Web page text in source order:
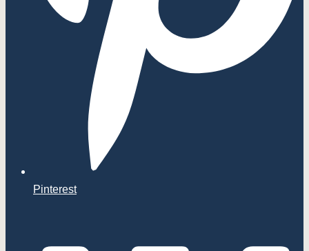
Pinterest